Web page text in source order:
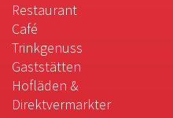
Restaurant
Café
Trinkgenuss
Gaststätten
Hofläden &
Direktvermarkter